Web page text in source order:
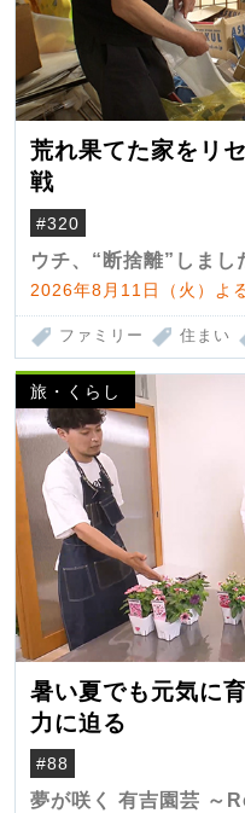
荒れ果てた家をリ
戦
#320
ウチ、“断捨離”しまし
2026年8月11日（火）よ
ファミリー 住まい
旅・くらし
暑い夏でも元気に
力に迫る
#88
夢が咲く 有吉園芸